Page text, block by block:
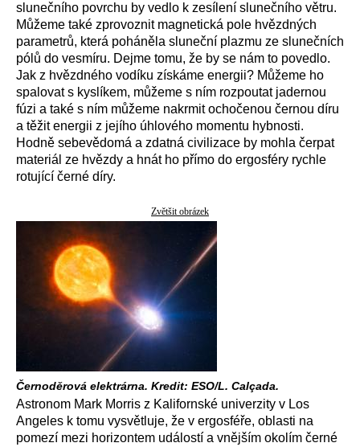
slunečního povrchu by vedlo k zesílení slunečního větru.
Můžeme také zprovoznit magnetická pole hvězdných
parametrů, která poháněla sluneční plazmu ze slunečních
pólů do vesmíru. Dejme tomu, že by se nám to povedlo.
Jak z hvězdného vodíku získáme energii? Můžeme ho
spalovat s kyslíkem, můžeme s ním rozpoutat jadernou
fúzi a také s ním můžeme nakrmit ochočenou černou díru
a těžit energii z jejího úhlového momentu hybnosti.
Hodně sebevědomá a zdatná civilizace by mohla čerpat
materiál ze hvězdy a hnát ho přímo do ergosféry rychle
rotující černé díry.
Zvětšit obrázek
Černoděrová elektrárna. Kredit: ESO/L. Calçada.
Astronom Mark Morris z Kalifornské univerzity v Los
Angeles k tomu vysvětluje, že v ergosféře, oblasti na
pomezí mezi horizontem událostí a vnějším okolím černé